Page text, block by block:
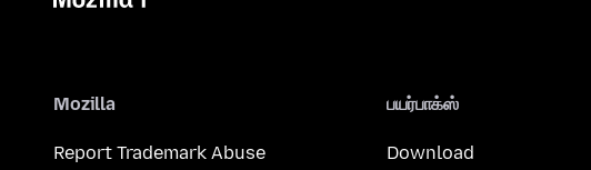
Mozilla
Report Trademark Abuse
பயர்பாக்ஸ்
Download